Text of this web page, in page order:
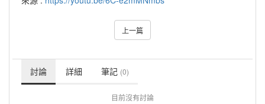
上一篇
討論 詳細 筆記 (0)
目前沒有討論